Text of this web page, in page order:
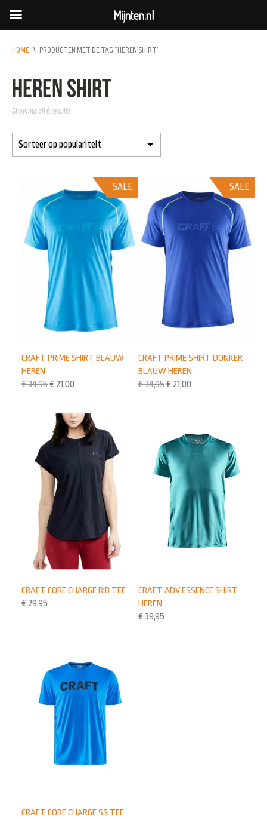
HOME \ PRODUCTEN MET DE TAG “HEREN SHIRT”
heren shirt
Showing all 6 results
SALE
CRAFT PRIME SHIRT DONKER
BLAUW HEREN
€34,95€ 21,00
SALE
CRAFT PRIME SHIRT BLAUW
HEREN
€34,95€ 21,00
CRAFT ADV ESSENCE SHIRT
HEREN
€ 39,95
CRAFT CORE CHARGE RIB TEE
€ 29,95
CRAFT CORE CHARGE SS TEE
Mijnten.nl